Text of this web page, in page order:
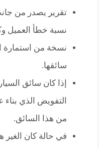
تقرير يصدر من
نسبة خطأ العميل
نسخة من استمارة
سائقها.
إذا كان سائق
التفويض الذي بناء
من هذا السائق.
في حالة كان